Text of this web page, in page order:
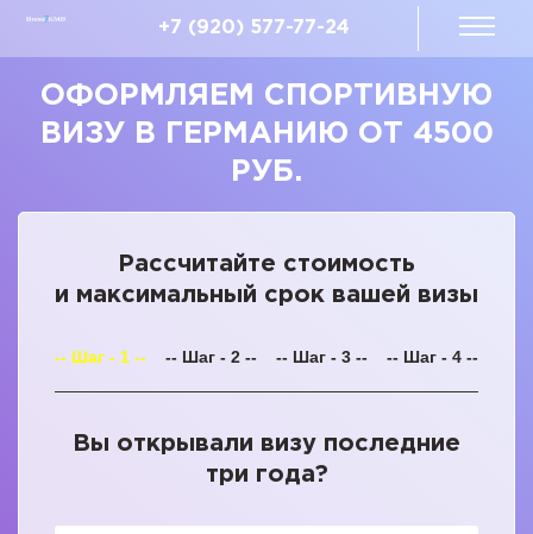
+7 (920) 577-77-24
ОФОРМЛЯЕМ СПОРТИВНУЮ
ВИЗУ В ГЕРМАНИЮ ОТ 4500
РУБ.
Рассчитайте стоимость
и максимальный срок вашей визы
-- Шаг - 1 -- -- Шаг - 2 -- -- Шаг - 3 -- -- Шаг - 4 --
Вы открывали визу последние
три года?